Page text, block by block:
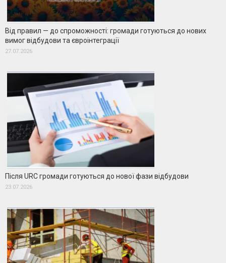
Від правил — до спроможності: громади готуються до нових
вимог відбудови та євроінтеграції
27.07.2026
Після URC громади готуються до нової фази відбудови
23.07.2026